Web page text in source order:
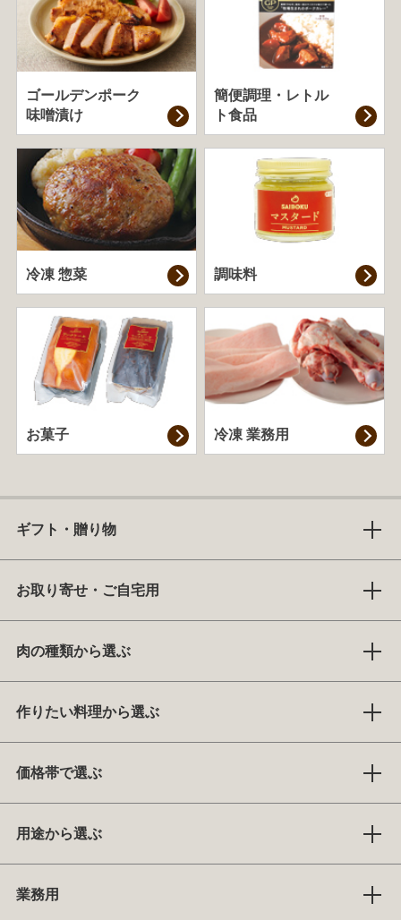
ゴールデンポーク
味噌漬け
簡便調理・ レトル
ト食品
冷凍 惣菜 調味料
お菓子 冷凍 業務用
ギフト・贈り物
お取り寄せ・ご自宅用
肉の種類から選ぶ
作りたい料理から選ぶ
価格帯で選ぶ
用途から選ぶ
業務用